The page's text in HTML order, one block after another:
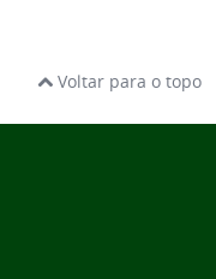
Voltar para o topo